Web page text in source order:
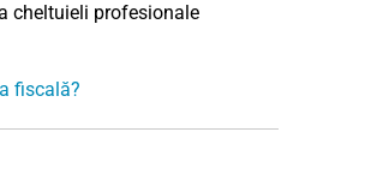
cheltuieli profesionale
fiscală?